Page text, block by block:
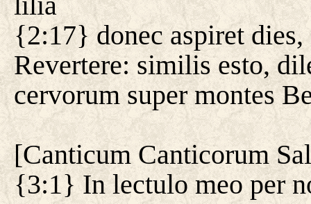
{2:17} donec aspiret
Revertere: similis esto,
cervorum super montes
[Canticum Canticorum
{3:1} In lectulo meo per